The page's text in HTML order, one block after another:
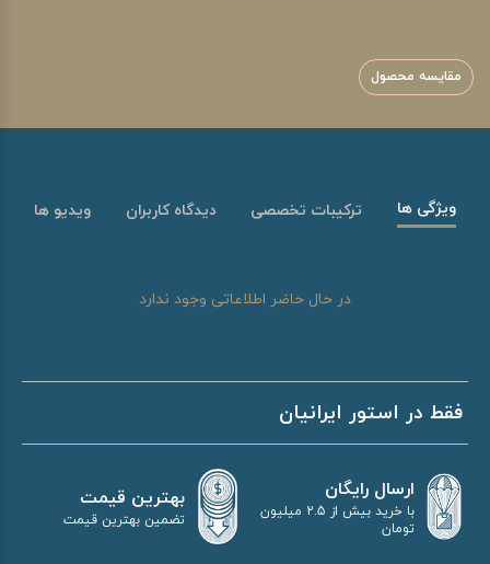
مقایسه محصول
ویژگی ها ترکیبات تخصصی دیدگاه کاربران ویدیو ها
در حال حاضر اطلاعاتی وجود ندارد
فقط در استور ایرانیان
ارسال رایگان
با خرید بیش از 2.5 میلیون
تومان
بهترین قیمت
تضمین بهترین قیمت